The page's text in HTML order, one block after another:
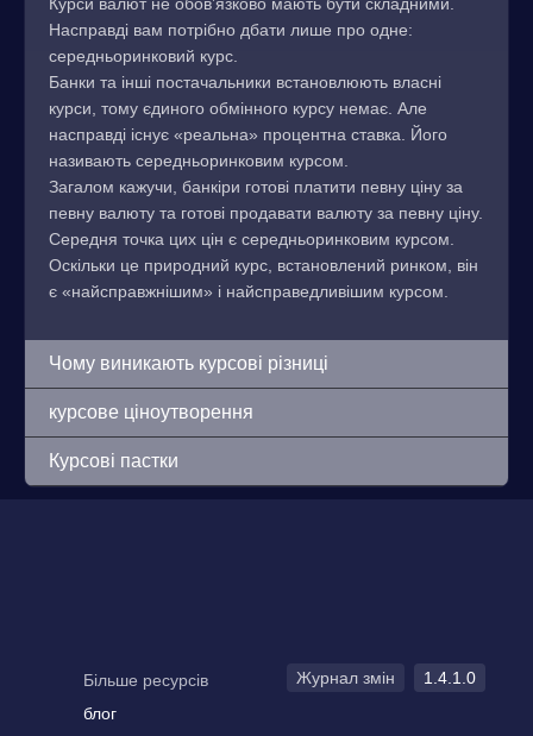
Насправді вам потрібно дбати лише про одне:
середньоринковий курс.
Банки та інші постачальники встановлюють власні
курси, тому єдиного обмінного курсу немає. Але
насправді існує «реальна» процентна ставка. Його
називають середньоринковим курсом.
Загалом кажучи, банкіри готові платити певну ціну за
певну валюту та готові продавати валюту за певну ціну.
Середня точка цих цін є середньоринковим курсом.
Оскільки це природний курс, встановлений ринком, він
є «найсправжнішим» і найсправедливішим курсом.
Чому виникають курсові різниці
курсове ціноутворення
Курсові пастки
Більше ресурсів
блог
Журнал змін 1.4.1.0